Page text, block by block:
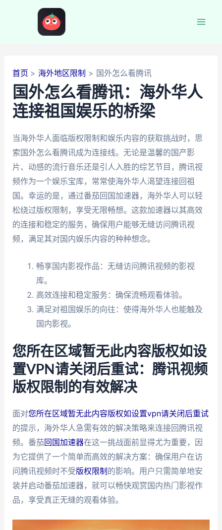
首页 海外地区限制 国外怎么看腾讯
国外怎么看腾讯：海外华人
连接祖国娱乐的桥梁
当海外华人面临版权限制和娱乐内容的获取挑战时，思
索国外怎么看腾讯成为连接线。无论是温馨的国产影
片、动感的流行音乐还是引人入胜的综艺节目，腾讯视
频作为一个娱乐宝库，常常使海外华人渴望连接回祖
国。幸运的是，通过番茄回国加速器，海外华人可以轻
松绕过版权限制，享受无限畅想。这款加速器以其高效
的连接和稳定的服务，确保用户能够无缝访问腾讯视
频，满足其对国内娱乐内容的种种想念。
畅享国内影视作品：无缝访问腾讯视频的影视
库。
高效连接和稳定服务：确保流畅观看体验。
满足对祖国娱乐的向往：使得海外华人也能触及
国内影视。
您所在区域暂无此内容版权如设
置VPN请关闭后重试：腾讯视频
版权限制的有效解决
面对您所在区域暂无此内容版权如设置vpn请关闭后重试
的提示，海外华人急需有效的解决策略来连接回腾讯视
频。番茄回国加速器在这一挑战面前显得尤为重要，因
为它提供了一个简单而高效的解决方案：确保用户在访
问腾讯视频时不受版权限制的影响。用户只需简单地安
装并启动番茄加速器，就可以畅快观赏国内热门影视作
品，享受真正无缝的观看体验。